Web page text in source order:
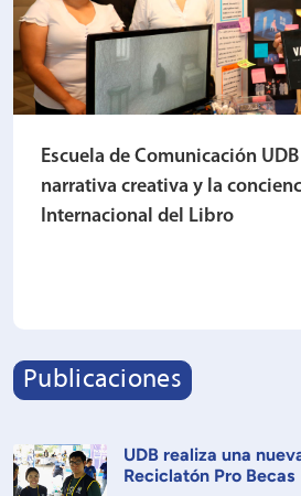
Escuela de Comunicación
narrativa creativa y la
Internacional del Libro
Publicaciones
UDB realiza una
Reciclatón Pro Becas